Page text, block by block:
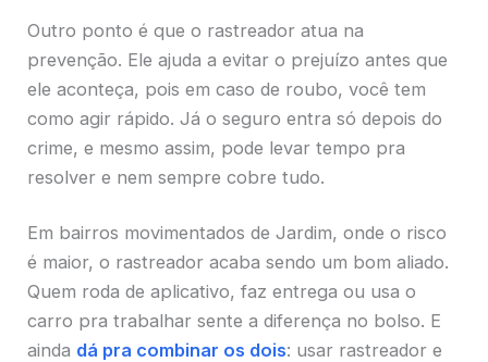
Outro ponto é que o rastreador atua na
prevenção. Ele ajuda a evitar o prejuízo antes que
ele aconteça, pois em caso de roubo, você tem
como agir rápido. Já o seguro entra só depois do
crime, e mesmo assim, pode levar tempo pra
resolver e nem sempre cobre tudo.
Em bairros movimentados de Jardim, onde o risco
é maior, o rastreador acaba sendo um bom aliado.
Quem roda de aplicativo, faz entrega ou usa o
carro pra trabalhar sente a diferença no bolso. E
ainda dá pra combinar os dois: usar rastreador e